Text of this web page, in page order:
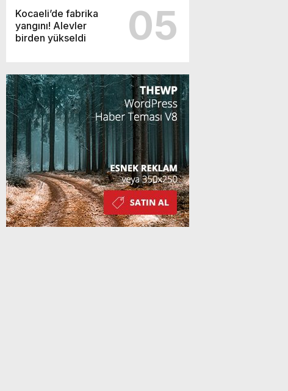
Kocaeli’de fabrika
yangını! Alevler
birden yükseldi
05